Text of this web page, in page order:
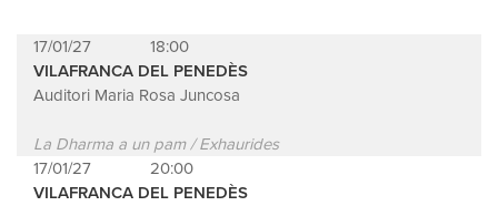
17/01/27
18:00
VILAFRANCA DEL PENEDÈS
Auditori Maria Rosa Juncosa
La Dharma a un pam / Exhaurides
17/01/27
20:00
VILAFRANCA DEL PENEDÈS